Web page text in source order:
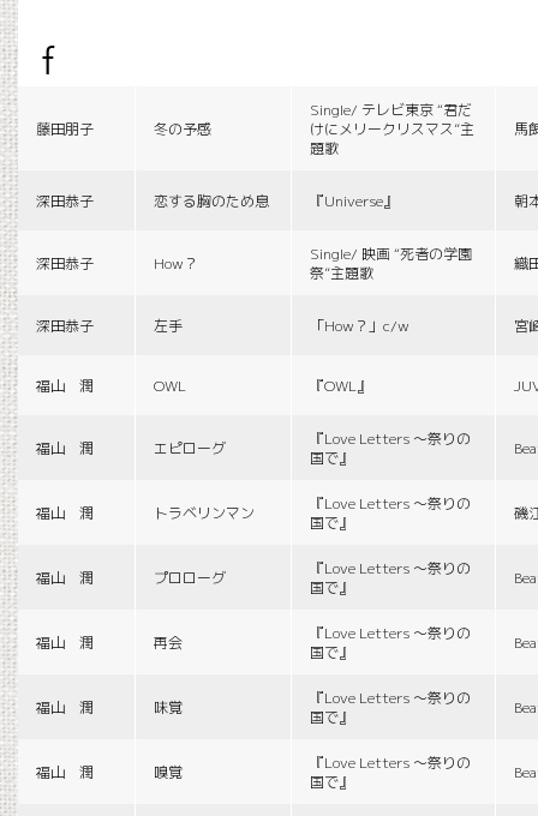
f
藤田朋子 冬の予感
Single/ テレビ東京 “君だ
けにメリークリスマス”主
題歌
馬
深田恭子 恋する胸のため息 『Universe』 朝
深田恭子 How？
Single/ 映画 “死者の学園
祭”主題歌
織
深田恭子 左手 「How？」c/w 宮
福山 潤 OWL 『OWL』
福山 潤 エピローグ
『Love Letters 〜祭りの
国で』
福山 潤 トラベリンマン
『Love Letters 〜祭りの
国で』
磯
福山 潤 プロローグ
『Love Letters 〜祭りの
国で』
福山 潤 再会
『Love Letters 〜祭りの
国で』
福山 潤 味覚
『Love Letters 〜祭りの
国で』
福山 潤 嗅覚
『Love Letters 〜祭りの
国で』